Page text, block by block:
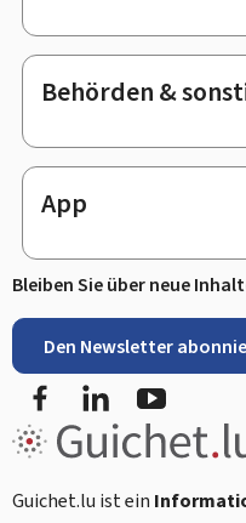
Behörden &
App
Bleiben Sie über neue
Den Newsletter
FacebookLinkedIn
Guichet.lu ist ein